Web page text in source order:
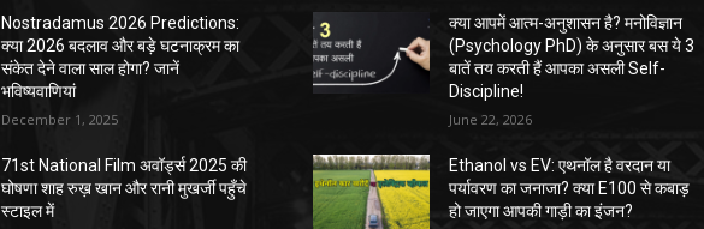
Nostradamus 2026 Predictions:
क्या 2026 बदलाव और बड़े घटनाक्रम का
संकेत देने वाला साल होगा? जानें
भविष्यवाणियां
December 1, 2025
71st National Film अवॉर्ड्स 2025 की
घोषणा शाह रुख़ खान और रानी मुखर्जी पहुँचे
स्टाइल में
क्या आपमें आत्म-अनुशासन है? मनोविज्ञान
(Psychology PhD) के अनुसार बस ये 3
बातें तय करती हैं आपका असली Self-
Discipline!
June 22, 2026
Ethanol vs EV: एथनॉल है वरदान या
पर्यावरण का जनाजा? क्या E100 से कबाड़
हो जाएगा आपकी गाड़ी का इंजन?